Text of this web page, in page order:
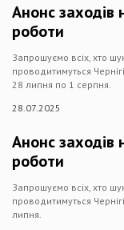
Анонс заходів
роботи
Запрошуємо всіх, хто
проводитимуться
28 липня по 1 серпня.
28.07.2025
Анонс заходів
роботи
Запрошуємо всіх, хто
проводитимуться
липня.